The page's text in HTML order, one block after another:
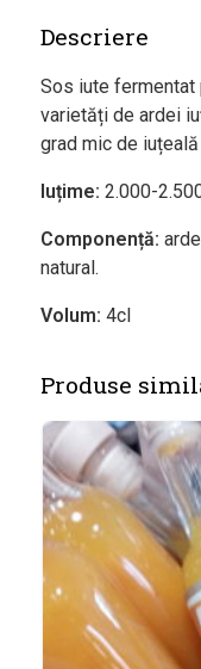
Descriere
Sos iute fermentat
varietăți de ardei
grad mic de
Iuțime: 2.000-
Componență:
natural.
Volum: 4cl
Produse